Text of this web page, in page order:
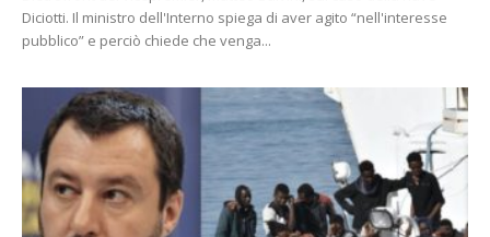
Diciotti. Il ministro dell'Interno spiega di aver agito “nell'interesse
pubblico” e perciò chiede che venga...